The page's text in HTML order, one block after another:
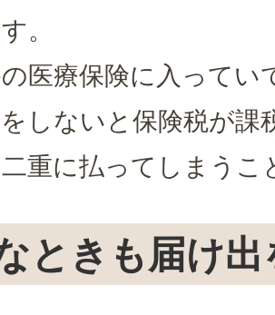
。
医療保険に入ってい
しないと保険税が課
重に払ってしまうこ
ときも届け出